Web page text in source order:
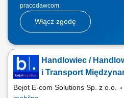
pracodawcom.
Włącz zgodę
Handlowiec /
i Transport
Bejot E-com Solutions Sp. z o.o.